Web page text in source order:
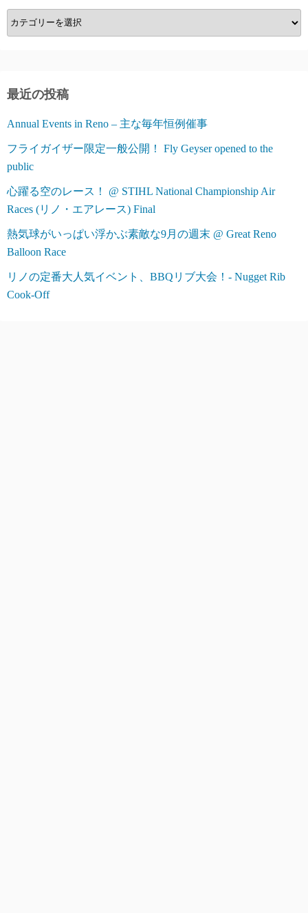
送
り
カ
テ
ー
最近の投稿
Annual Events in Reno – 主な毎年恒例催事
フライガイザー限定一般公開！ Fly Geyser opened to the
public
心躍る空のレース！ @ STIHL National Championship Air
Races (リノ・エアレース) Final
熱気球がいっぱい浮かぶ素敵な9月の週末 @ Great Reno
Balloon Race
リノの定番大人気イベント、BBQリブ大会！- Nugget Rib
Cook-Off